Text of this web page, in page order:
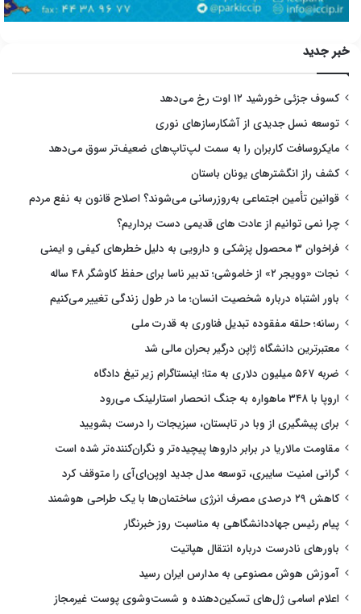
خبر جدید
کسوف جزئی خورشید ۱۲ اوت رخ می‌دهد
توسعه نسل جدیدی از آشکارسازهای نوری
مایکروسافت کاربران را به سمت لپ‌تاپ‌های ضعیف‌تر سوق می‌دهد
کشف راز انگشترهای یونان باستان
قوانین تأمین اجتماعی به‌روزرسانی می‌شوند؟ اصلاح قانون به نفع مردم
چرا نمی توانیم از عادت های قدیمی دست برداریم؟
فراخوان ۳ محصول پزشکی و دارویی به دلیل خطرهای کیفی و ایمنی
نجات «وویجر ۲» از خاموشی؛ تدبیر ناسا برای حفظ کاوشگر ۴۸ ساله
باور اشتباه درباره شخصیت انسان؛ ما در طول زندگی تغییر می‌کنیم
رسانه؛ حلقه مفقوده تبدیل فناوری به قدرت ملی
معتبرترین دانشگاه ژاپن درگیر بحران مالی شد
ضربه ۵۶۷ میلیون دلاری به متا؛ اینستاگرام زیر تیغ دادگاه
اروپا با ۳۴۸ ماهواره به جنگ انحصار استارلینک می‌رود
برای پیشگیری از وبا در تابستان، سبزیجات را درست بشویید
مقاومت مالاریا در برابر داروها پیچیده‌تر و نگران‌کننده‌تر شده است
گرانی امنیت سایبری، توسعه مدل جدید اوپن‌ای‌آی را متوقف کرد
کاهش ۲۹ درصدی مصرف انرژی ساختمان‌ها با یک طراحی هوشمند
پیام رئیس جهاددانشگاهی به مناسبت روز خبرنگار
باورهای نادرست درباره انتقال هپاتیت
آموزش هوش مصنوعی به مدارس ایران رسید
اعلام اسامی ژل‌های تسکین‌دهنده و شست‌وشوی پوست غیرمجاز